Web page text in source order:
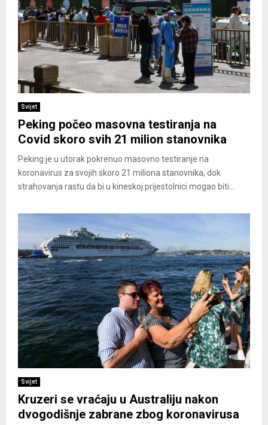
Svijet
Peking počeo masovna testiranja na
Covid skoro svih 21 milion stanovnika
Peking je u utorak pokrenuo masovno testiranje na
koronavirus za svojih skoro 21 miliona stanovnika, dok
strahovanja rastu da bi u kineskoj prijestolnici mogao biti...
Svijet
Kruzeri se vraćaju u Australiju nakon
dvogodišnje zabrane zbog koronavirusa